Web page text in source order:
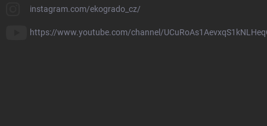
instagram.com/ekogrado_cz/
https://www.youtube.com/channel/